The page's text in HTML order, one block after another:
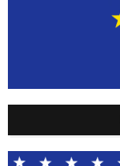
Base
Logo